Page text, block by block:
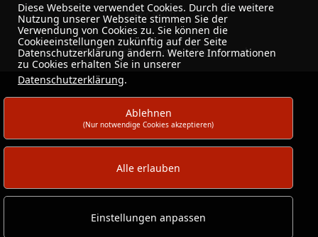
Über mich
ARTUS-Kunstfreunde · Dortmund
Diese Webseite verwendet Cookies. Durch die weitere
Nutzung unserer Webseite stimmen Sie der
Verwendung von Cookies zu. Sie können die
Cookieeinstellungen zukünftig auf der Seite
Datenschutzerklärung ändern. Weitere Informationen
zu Cookies erhalten Sie in unserer
Datenschutzerklärung.
Ablehnen
(Nur notwendige Cookies akzeptieren)
Alle erlauben
Einstellungen anpassen